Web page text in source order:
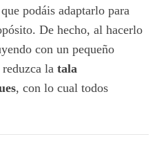
podáis adaptarlo para
De hecho, al hacerlo
con un pequeño
la tala
, con lo cual todos